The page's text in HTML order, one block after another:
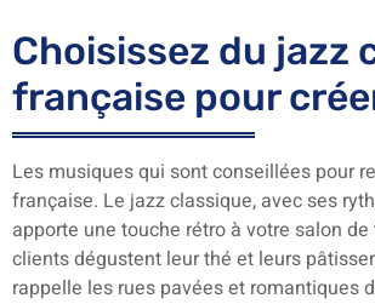
Choisissez du jazz
française pour
Les musiques qui sont conseillées pour
française. Le jazz classique, avec ses
apporte une touche rétro à votre salon
clients dégustent leur thé et leurs
rappelle les rues pavées et romantiques